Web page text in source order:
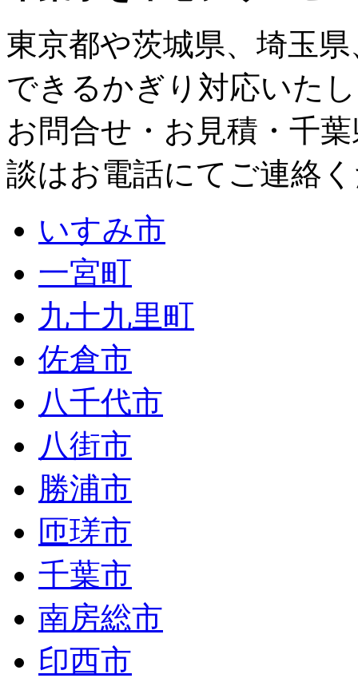
東京都や茨城県、 埼玉県
できるかぎり対応いた
お問合せ・お見積・千
談はお電話にてご連絡
いすみ市
一宮町
九十九里町
佐倉市
八千代市
八街市
勝浦市
匝瑳市
千葉市
南房総市
印西市